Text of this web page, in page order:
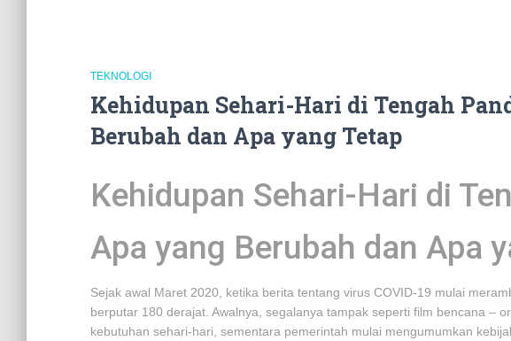
TEKNOLOGI
Kehidupan Sehari-Hari di Tengah
Berubah dan Apa yang Tetap
Kehidupan Sehari-Hari di
Apa yang Berubah dan Apa
Sejak awal Maret 2020, ketika berita tentang virus COVID-19 mulai
berputar 180 derajat. Awalnya, segalanya tampak seperti film bencana –
kebutuhan sehari-hari, sementara pemerintah mulai mengumumkan